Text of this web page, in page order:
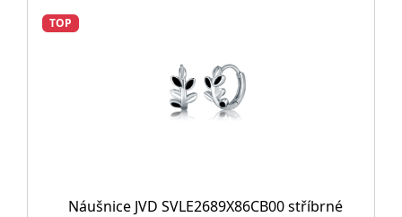
TOP
Náušnice JVD SVLE2689X86CB00 stříbrné